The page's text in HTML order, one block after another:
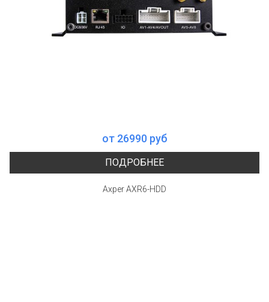
от 26990 руб
ПОДРОБНЕЕ
Axper AXR6-HDD